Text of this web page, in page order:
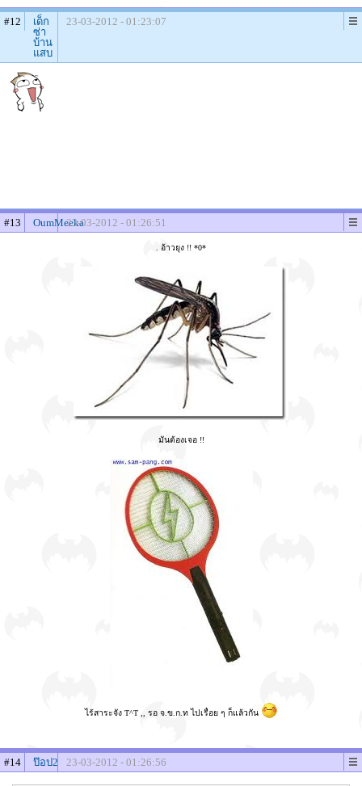
#12
เด็ก
ซ่า
บ้าน
แสบ
23-03-2012 - 01:23:07
#13 OumMeeka23-03-2012 - 01:26:51
. อ้าวยุง !! *0*
มันต้องเจอ !!
ไร้สาระจัง T^T ,, รอ จ.ข.ก.ท ไปเรื่อย ๆ ก็แล้วกัน
#14 ป๊อป2 23-03-2012 - 01:26:56